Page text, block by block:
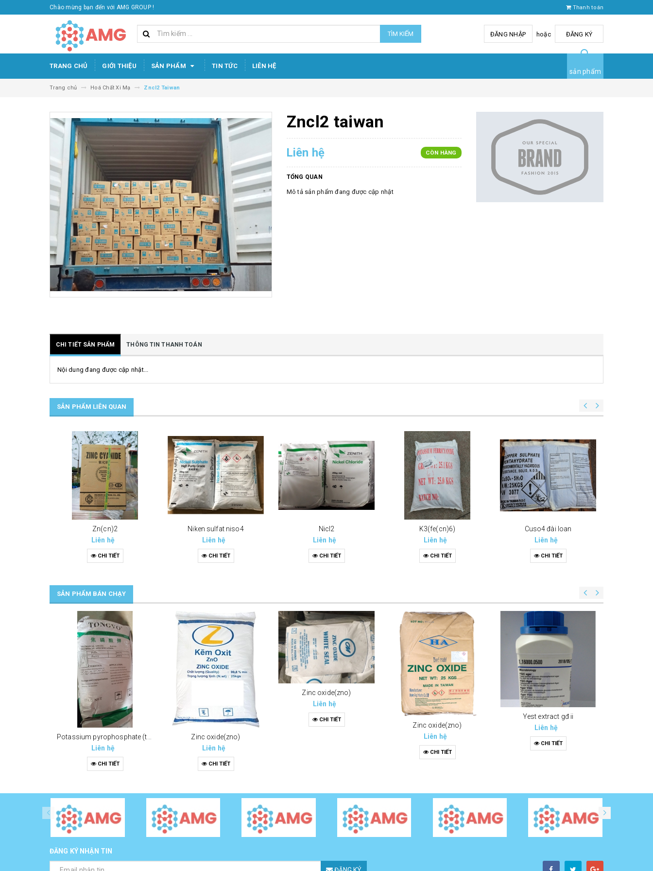
Chào mừng bạn đến với AMG GROUP ! Thanh toán
TÌM KIẾM ĐĂNG NHẬP hoặc ĐĂNG KÝ
TRANG CHỦ GIỚI THIỆU SẢN PHẨM TIN TỨC LIÊN HỆ
sản phẩm
Trang chủ Hoá Chất Xi Mạ Zncl2 Taiwan
Zncl2 taiwan
Liên hệ CÒN HÀNG
TỔNG QUAN
Mô tả sản phẩm đang được cập nhật
CHI TIẾT SẢN PHẨM THÔNG TIN THANH TOÁN
Nội dung đang được cập nhật...
SẢN PHẨM LIÊN QUAN
Zn(cn)2
Liên hệ
CHI TIẾT
Niken sulfat niso4
Liên hệ
CHI TIẾT
Nicl2
Liên hệ
CHI TIẾT
K3(fe(cn)6)
Liên hệ
CHI TIẾT
Cuso4 đài loan
Liên hệ
CHI TIẾT
SẢN PHẨM BÁN CHẠY
Liên hệ
CHI TIẾT
Zinc oxide(zno)
Liên hệ
CHI TIẾT
Zinc oxide(zno)
Liên hệ
CHI TIẾT
Zinc oxide(zno)
Liên hệ
CHI TIẾT
Yest extract gđ ii
Liên hệ
CHI TIẾT
ĐĂNG KÝ NHẬN TIN